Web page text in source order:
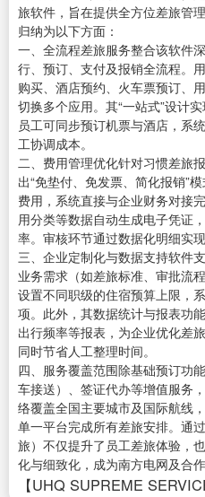
旅软件，旨在提供全方位差旅管
归纳为以下方面：
一、全流程差旅服务整合该软件
行、预订、支付及报销全流程。
购买、酒店预约、火车票预订、
切换多个应用。其“一站式”设计
员工可同步预订机票与酒店，系
工协调成本。
二、费用管理优化针对习惯差旅
出“免垫付、免发票、简化报销”
费用，系统直接与企业财务对接
用分类等数据自动生成电子凭证
率。审核环节通过数据化明细实
三、企业定制化与数据支持软件
业务需求（如差旅标准、审批流
设置不同职级的住宿预算上限，
项。此外，其数据统计与报表功
出行频率等报表，为企业优化差
同时节省人工整理时间。
四、服务覆盖范围除基础预订功
车接送）、签证代办等增值服务
络覆盖全国主要城市及国际航线
单一平台完成所有差旅安排。通
旅）不仅提升了员工差旅体验，
化与细致化，成为南方电网及合
【UHQ SUPREME